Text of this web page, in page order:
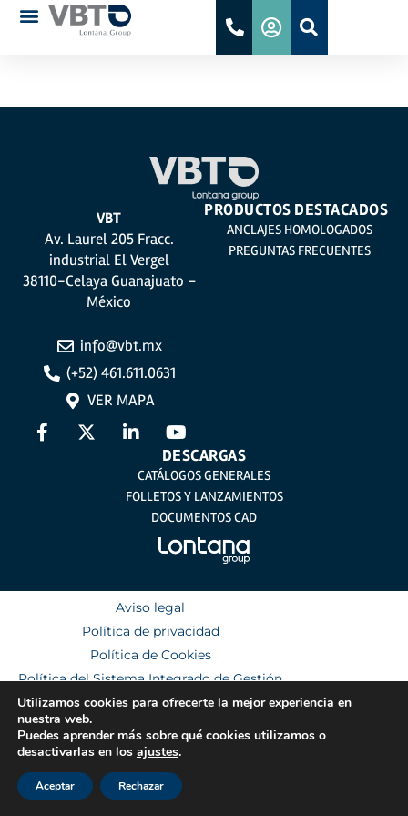
VBT
Av. Laurel 205 Fracc.
industrial El Vergel
38110-Celaya Guanajuato –
México
info@vbt.mx
(+52) 461.611.0631
VER MAPA
PRODUCTOS DESTACADOS
ANCLAJES HOMOLOGADOS
PREGUNTAS FRECUENTES
DESCARGAS
CATÁLOGOS GENERALES
FOLLETOS Y LANZAMIENTOS
DOCUMENTOS CAD
Aviso legal
Política de privacidad
Política de Cookies
Política del Sistema Integrado de Gestión
Utilizamos cookies para ofrecerte la mejor experiencia en
nuestra web.
Puedes aprender más sobre qué cookies utilizamos o
desactivarlas en los ajustes.
Aceptar Rechazar